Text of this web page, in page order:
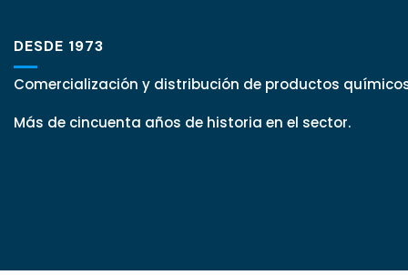
DESDE 1973
Comercialización y distribución de productos
Más de cincuenta años de historia en el sector.